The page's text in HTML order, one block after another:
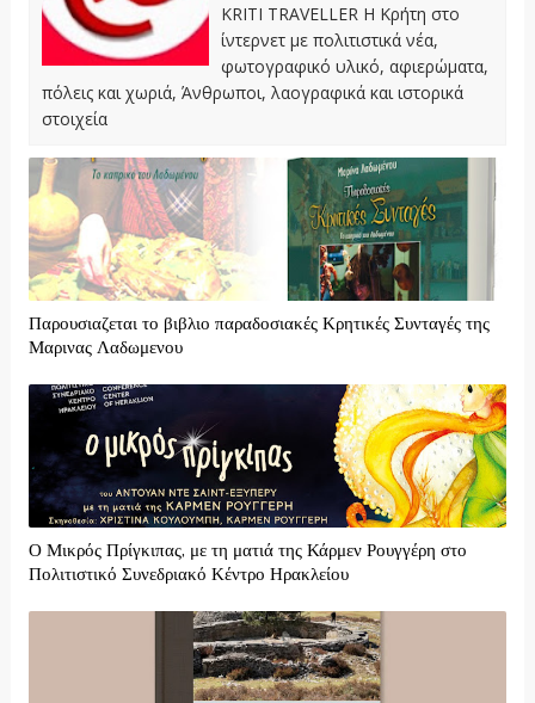
KRITI TRAVELLER Η Κρήτη στο
ίντερνετ με πολιτιστικά νέα,
φωτογραφικό υλικό, αφιερώματα,
πόλεις και χωριά, Άνθρωποι, λαογραφικά και ιστορικά
στοιχεία
Παρουσιαζεται το βιβλιο παραδοσιακές Κρητικές Συνταγές της
Μαρινας Λαδωμενου
Ο Μικρός Πρίγκιπας, με τη ματιά της Κάρμεν Ρουγγέρη στο
Πολιτιστικό Συνεδριακό Κέντρο Ηρακλείου